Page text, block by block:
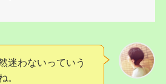
迷わないっていう
。